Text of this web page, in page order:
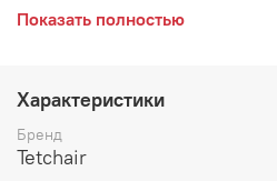
ширина 900 мм
высота 750 мм
Материал:
металл
Показать полностью
Характеристики
Бренд
Tetchair